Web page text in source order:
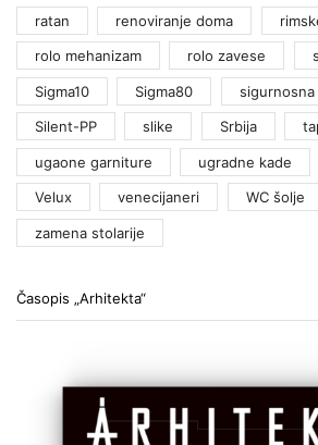
ratan renoviranje doma
rolo mehanizam rolo zavese
Sigma10 Sigma80 sigurnosna
Silent-PP slike Srbija
ugaone garniture ugradne kade
Velux venecijaneri WC šolje
zamena stolarije
Časopis „Arhitekta“